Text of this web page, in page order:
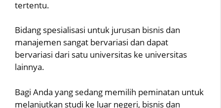
tertentu.
Bidang spesialisasi untuk jurusan bisnis dan
manajemen sangat bervariasi dan dapat
bervariasi dari satu universitas ke universitas
lainnya.
Bagi Anda yang sedang memilih peminatan untuk
melanjutkan studi ke luar negeri, bisnis dan